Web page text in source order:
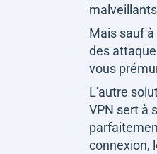
Mais sauf
des
vous
L'autre
VPN sert à
connexion,